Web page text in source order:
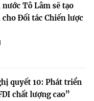
Tô Lâm sẽ tạo
Đối tác Chiến lược
quyết 10: Phát triển
chất lượng cao”